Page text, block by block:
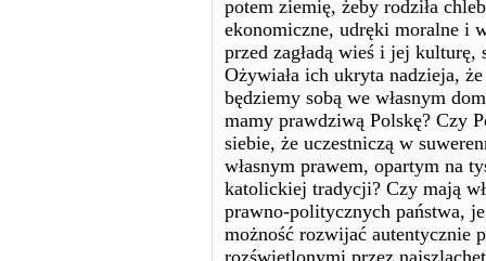
potem ziemię, żeby rodziła
ekonomiczne, udręki moralne i
przed zagładą wieś i jej kulturę,
Ożywiała ich ukryta nadzieja,
będziemy sobą we własnym
mamy prawdziwą Polskę? Czy
siebie, że uczestniczą w
własnym prawem, opartym na
katolickiej tradycji? Czy mają
prawno-politycznych państwa,
możność rozwijać autentycznie
rozświetlonymi przez